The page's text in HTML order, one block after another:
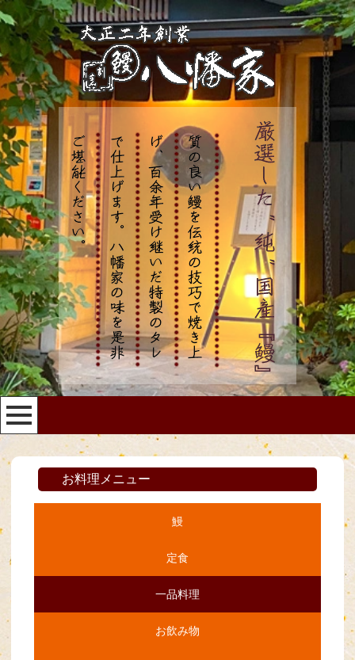
お料理メニュー
鰻
定食
一品料理
お飲み物